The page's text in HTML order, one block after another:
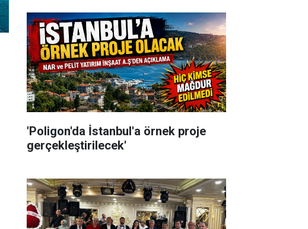
'Poligon'da İstanbul'a örnek proje
gerçekleştirilecek'